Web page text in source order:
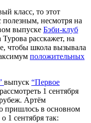
класс, то этот
полезным, несмотря на
выпуске Бэби-клуб
расскажет, на
чтобы школа вызывала
положительных
выпуск “Первое
1 сентября
Артём
пришлось в основном
1 сентября так: